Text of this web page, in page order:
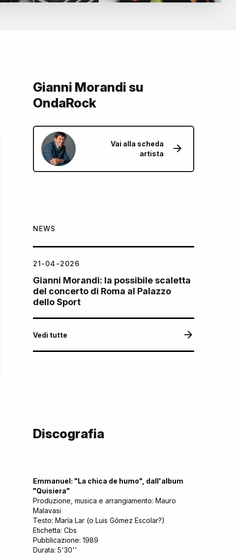
Gianni Morandi su
OndaRock
Vai alla scheda
artista
NEWS
21-04-2026
Gianni Morandi: la possibile scaletta
del concerto di Roma al Palazzo
dello Sport
Vedi tutte
Discografia
Emmanuel: "La chica de humo", dall'album
"Quisiera"
Produzione, musica e arrangiamento: Mauro
Malavasi
Testo: María Lar (o Luis Gómez Escolar?)
Etichetta: Cbs
Pubblicazione: 1989
Durata: 5'30''